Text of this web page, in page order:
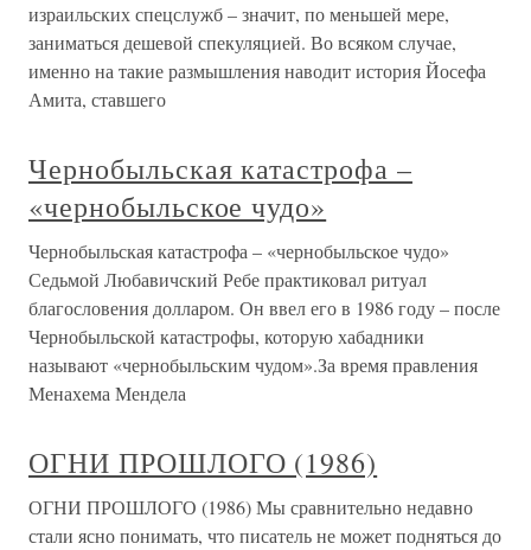
израильских спецслужб – значит, по меньшей мере,
заниматься дешевой спекуляцией. Во всяком случае,
именно на такие размышления наводит история Йосефа
Амита, ставшего
Чернобыльская катастрофа –
«чернобыльское чудо»
Чернобыльская катастрофа – «чернобыльское чудо»
Седьмой Любавичский Ребе практиковал ритуал
благословения долларом. Он ввел его в 1986 году – после
Чернобыльской катастрофы, которую хабадники
называют «чернобыльским чудом».За время правления
Менахема Мендела
ОГНИ ПРОШЛОГО (1986)
ОГНИ ПРОШЛОГО (1986) Мы сравнительно недавно
стали ясно понимать, что писатель не может подняться до